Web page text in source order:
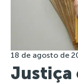
18 de agosto de
Justiça